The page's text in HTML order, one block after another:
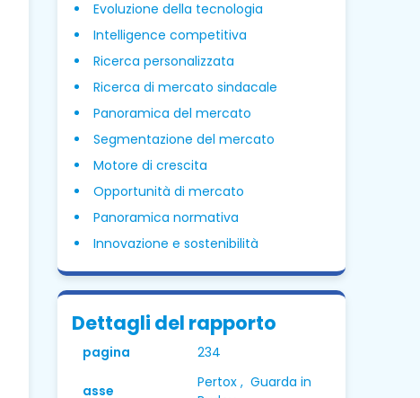
Evoluzione della tecnologia
Intelligence competitiva
Ricerca personalizzata
Ricerca di mercato sindacale
Panoramica del mercato
Segmentazione del mercato
Motore di crescita
Opportunità di mercato
Panoramica normativa
Innovazione e sostenibilità
Dettagli del rapporto
pagina 234
asse
Pertox , Guarda in